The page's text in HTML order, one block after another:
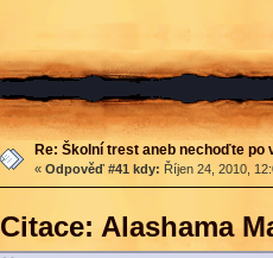
Re: Školní trest aneb nechoďte po
« Odpověď #41 kdy: Říjen 24, 2010,
Citace: Alashama